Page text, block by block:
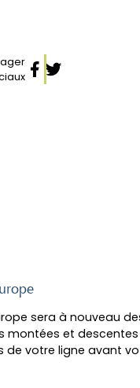
sera à nouveau
et
de votre ligne avant